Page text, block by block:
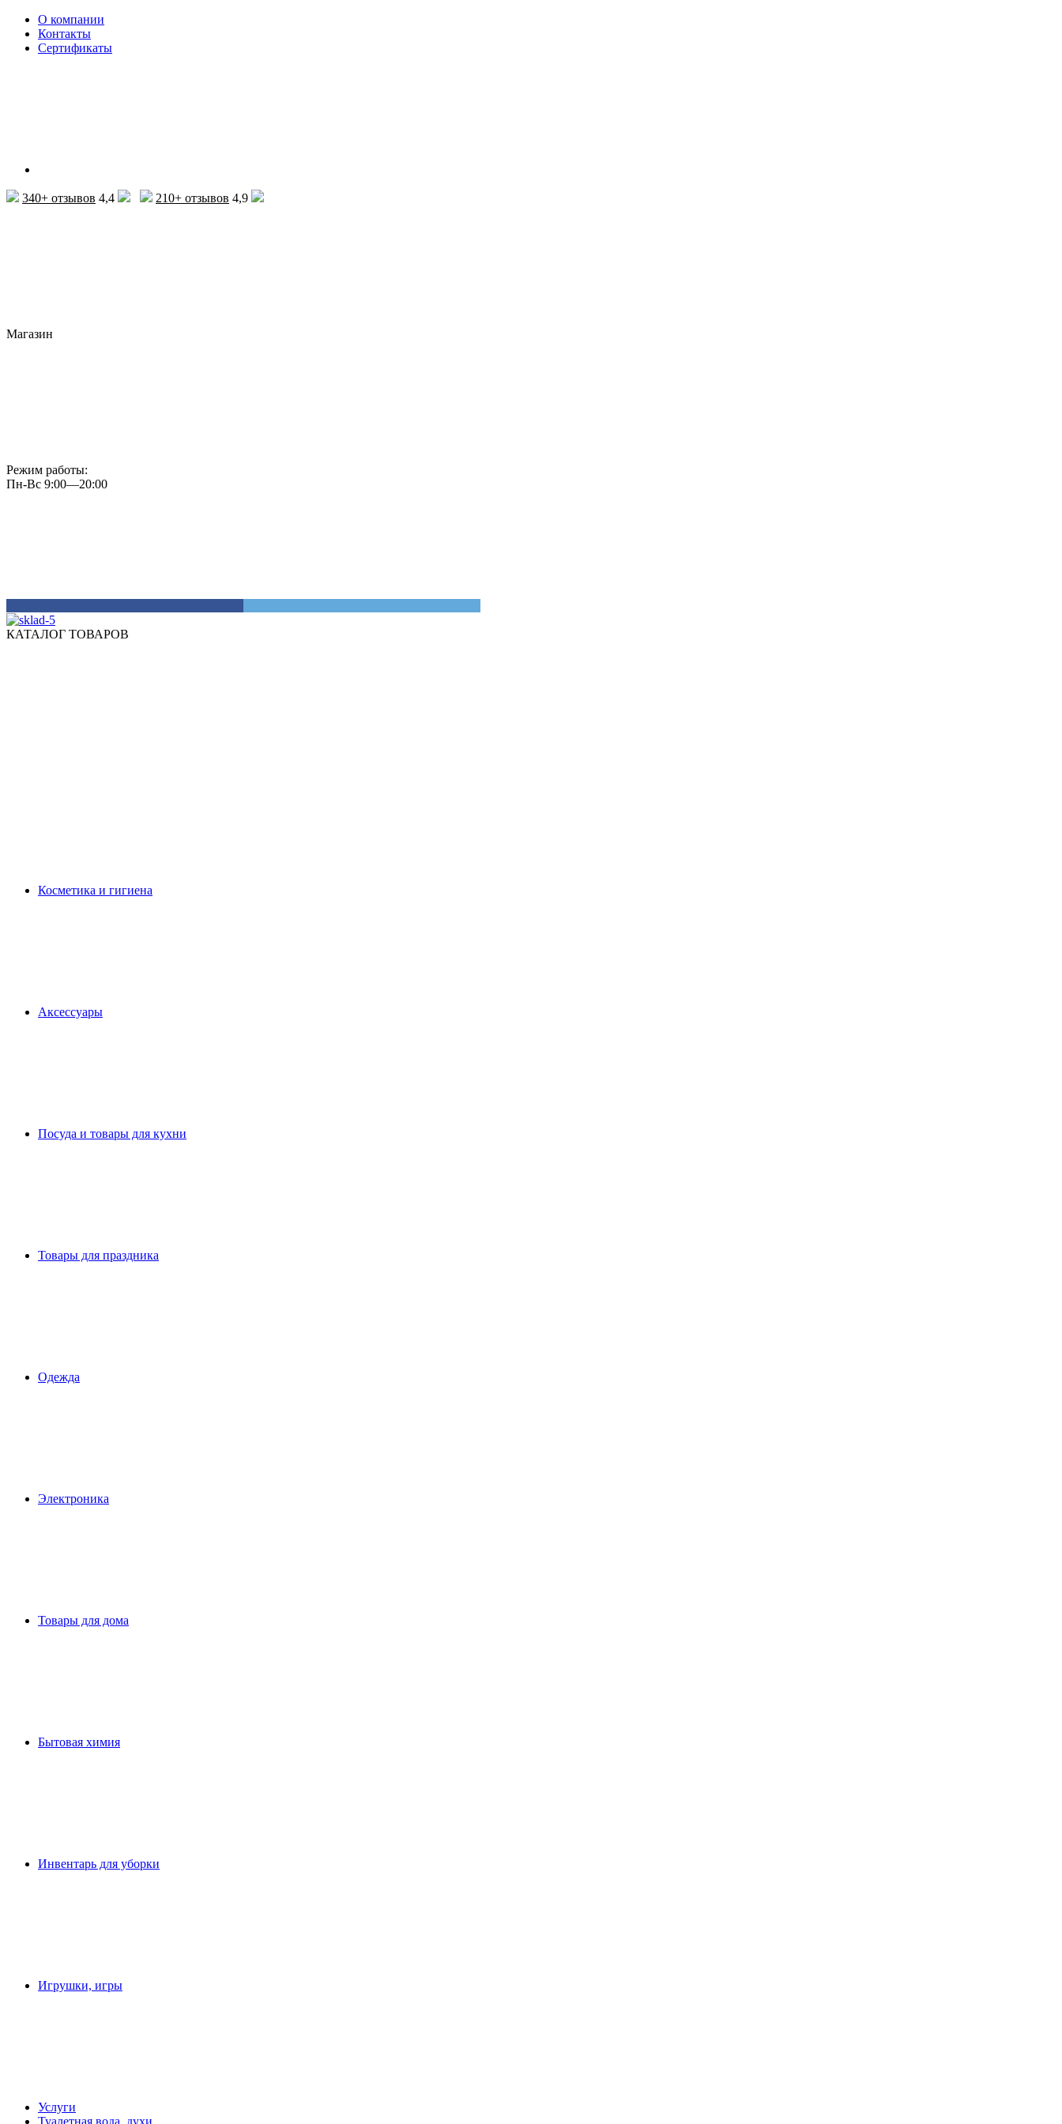
О компании
Контакты
Сертификаты
340+ отзывов 4,4 210+ отзывов 4,9
Магазин
Режим работы:
Пн-Вс 9:00—20:00
КАТАЛОГ ТОВАРОВ
Косметика и гигиена
Аксессуары
Посуда и товары для кухни
Товары для праздника
Одежда
Электроника
Товары для дома
Бытовая химия
Инвентарь для уборки
Игрушки, игры
Услуги
Туалетная вода, духи